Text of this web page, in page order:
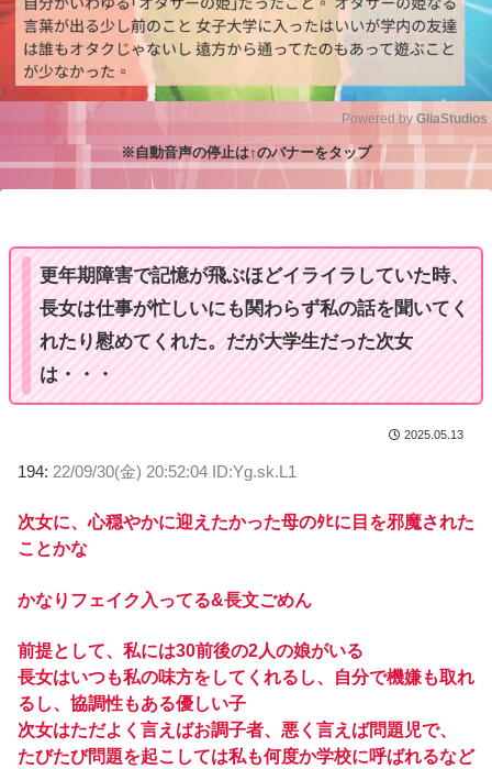
M
Powered by GliaStudios
※自動音声の停止は↑のバナーをタップ
更年期障害で記憶が飛ぶほどイライラしていた時、
長女は仕事が忙しいにも関わらず私の話を聞いてく
れたり慰めてくれた。だが大学生だった次女
は・・・
2025.05.13
194: 22/09/30(金) 20:52:04 ID:Yg.sk.L1
次女に、心穏やかに迎えたかった母のﾀﾋに目を邪魔された
ことかな
かなりフェイク入ってる&長文ごめん
前提として、私には30前後の2人の娘がいる
長女はいつも私の味方をしてくれるし、自分で機嫌も取れ
るし、協調性もある優しい子
次女はただよく言えばお調子者、悪く言えば問題児で、
たびたび問題を起こしては私も何度か学校に呼ばれるなど